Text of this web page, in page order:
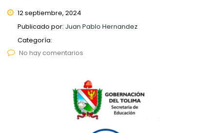
12 septiembre, 2024
Publicado por: Juan Pablo Hernandez
Categoría:
No hay comentarios